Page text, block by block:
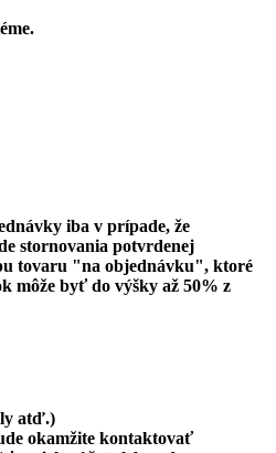
iba v prípade, že
stornovania potvrdenej
tovaru "na objednávku", ktoré
môže byť do výšky až 50% z
atď.)
okamžite kontaktovať